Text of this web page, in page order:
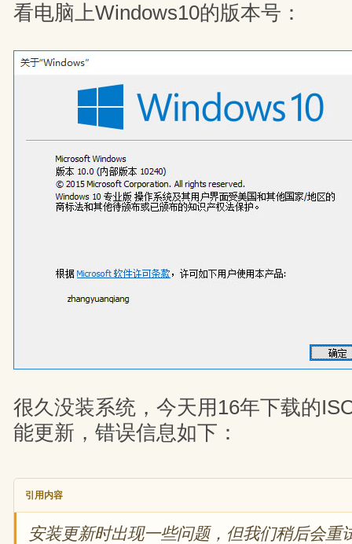
看电脑上Windows10的版本号：
很久没装系统，今天用16年下载的
能更新，错误信息如下：
引用内容
安装更新时出现一些问题，但我们稍后会重